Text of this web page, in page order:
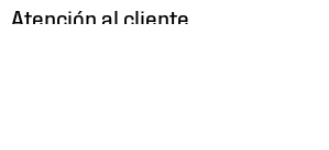
Atención al cliente